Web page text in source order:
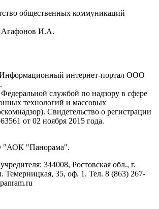
общественных коммуникаций
Агафонов И.А.
интернет-портал ООО
службой по надзору в сфере
технологий и массовых
Cвидетельство о регистрации
от 02 ноября 2015 года.
"АОК "Панорама".
344008, Ростовская обл., г.
Темерницкая, 35, оф. 1. Тел. 8 (863) 267-